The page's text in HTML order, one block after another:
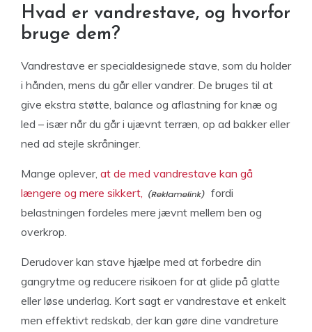
Hvad er vandrestave, og hvorfor
bruge dem?
Vandrestave er specialdesignede stave, som du holder
i hånden, mens du går eller vandrer. De bruges til at
give ekstra støtte, balance og aflastning for knæ og
led – især når du går i ujævnt terræn, op ad bakker eller
ned ad stejle skråninger.
Mange oplever, at de med vandrestave kan gå
længere og mere sikkert,
fordi
belastningen fordeles mere jævnt mellem ben og
overkrop.
Derudover kan stave hjælpe med at forbedre din
gangrytme og reducere risikoen for at glide på glatte
eller løse underlag. Kort sagt er vandrestave et enkelt
men effektivt redskab, der kan gøre dine vandreture